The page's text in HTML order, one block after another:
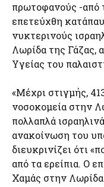
πρωτοφανούς -από
επετεύχθη
νυκτερινούς
Λωρίδα της Γάζας,
Υγείας του
«Μέχρι στιγμής,
νοσοκομεία στην
πολλαπλά
ανακοίνωση του
διευκρινίζει ότι
από τα ερείπια. Ο
Χαμάς στην